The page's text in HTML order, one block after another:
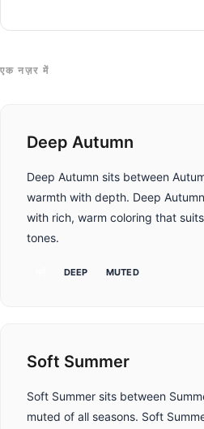
एक नज़र में
Deep Autumn
Deep Autumn sits between
warmth with depth. Deep
with rich, warm coloring that
tones.
DEEP MUTED
Soft Summer
Soft Summer sits between
muted of all seasons. Soft